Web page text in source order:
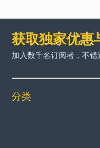
获取独家优惠
加入数千名订阅者，不错
分类